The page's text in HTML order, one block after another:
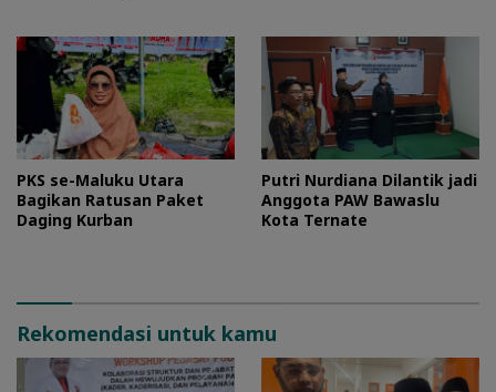
PKS se-Maluku Utara
Bagikan Ratusan Paket
Daging Kurban
Putri Nurdiana Dilantik jadi
Anggota PAW Bawaslu
Kota Ternate
Rekomendasi untuk kamu